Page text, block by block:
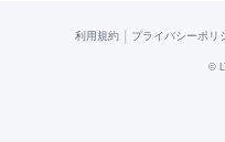
利用規約 プライバシーポリ
©